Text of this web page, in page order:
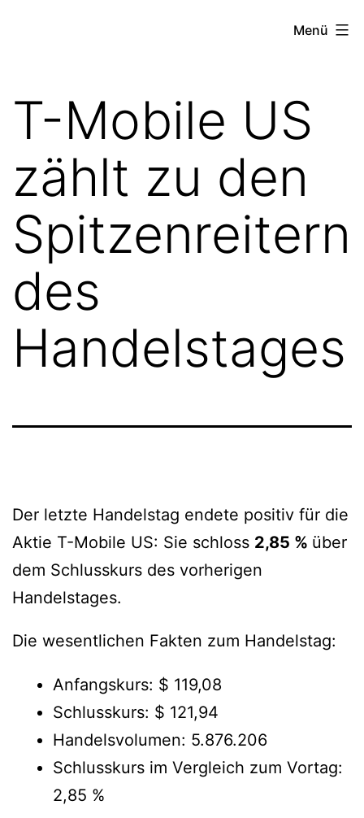
project
Menü
T-Mobile US
zählt zu den
Spitzenreitern
des
Handelstages
Der letzte Handelstag endete positiv für die
Aktie T-Mobile US: Sie schloss 2,85 % über
dem Schlusskurs des vorherigen
Handelstages.
Die wesentlichen Fakten zum Handelstag:
Anfangskurs: $ 119,08
Schlusskurs: $ 121,94
Handelsvolumen: 5.876.206
Schlusskurs im Vergleich zum Vortag:
2,85 %